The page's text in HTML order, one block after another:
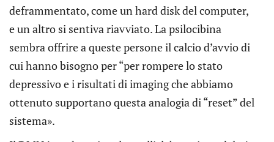
deframmentato, come un hard disk del computer,
e un altro si sentiva riavviato. La psilocibina
sembra offrire a queste persone il calcio d’avvio di
cui hanno bisogno per “per rompere lo stato
depressivo e i risultati di imaging che abbiamo
ottenuto supportano questa analogia di “reset” del
sistema».